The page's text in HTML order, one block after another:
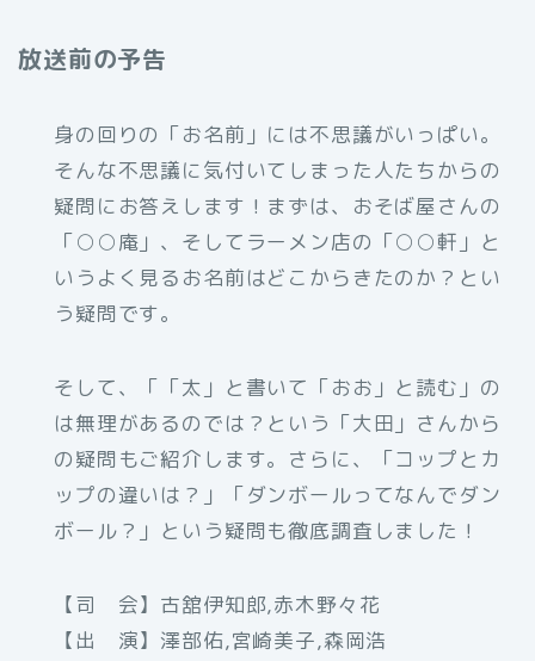
放送前の予告
身の回りの「お名前」には不思議がいっぱい。
そんな不思議に気付いてしまった人たちからの
疑問にお答えします！まずは、おそば屋さんの
「○○庵」、そしてラーメン店の「○○軒」と
いうよく見るお名前はどこからきたのか？とい
う疑問です。
そして、「「太」と書いて「おお」と読む」の
は無理があるのでは？という「大田」さんから
の疑問もご紹介します。さらに、「コップとカ
ップの違いは？」「ダンボールってなんでダン
ボール？」という疑問も徹底調査しました！
【司 会】古舘伊知郎,赤木野々花
【出 演】澤部佑,宮崎美子,森岡浩